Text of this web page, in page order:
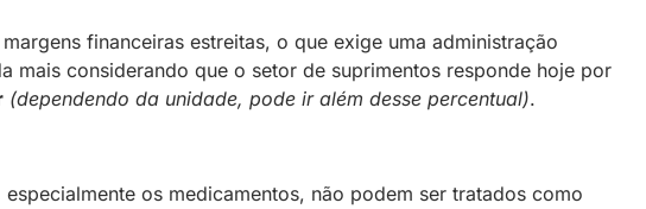
financeiras estreitas, o que exige uma administração
mais considerando que o setor de suprimentos responde hoje por
(dependendo da unidade, pode ir além desse percentual).
os medicamentos, não podem ser tratados como